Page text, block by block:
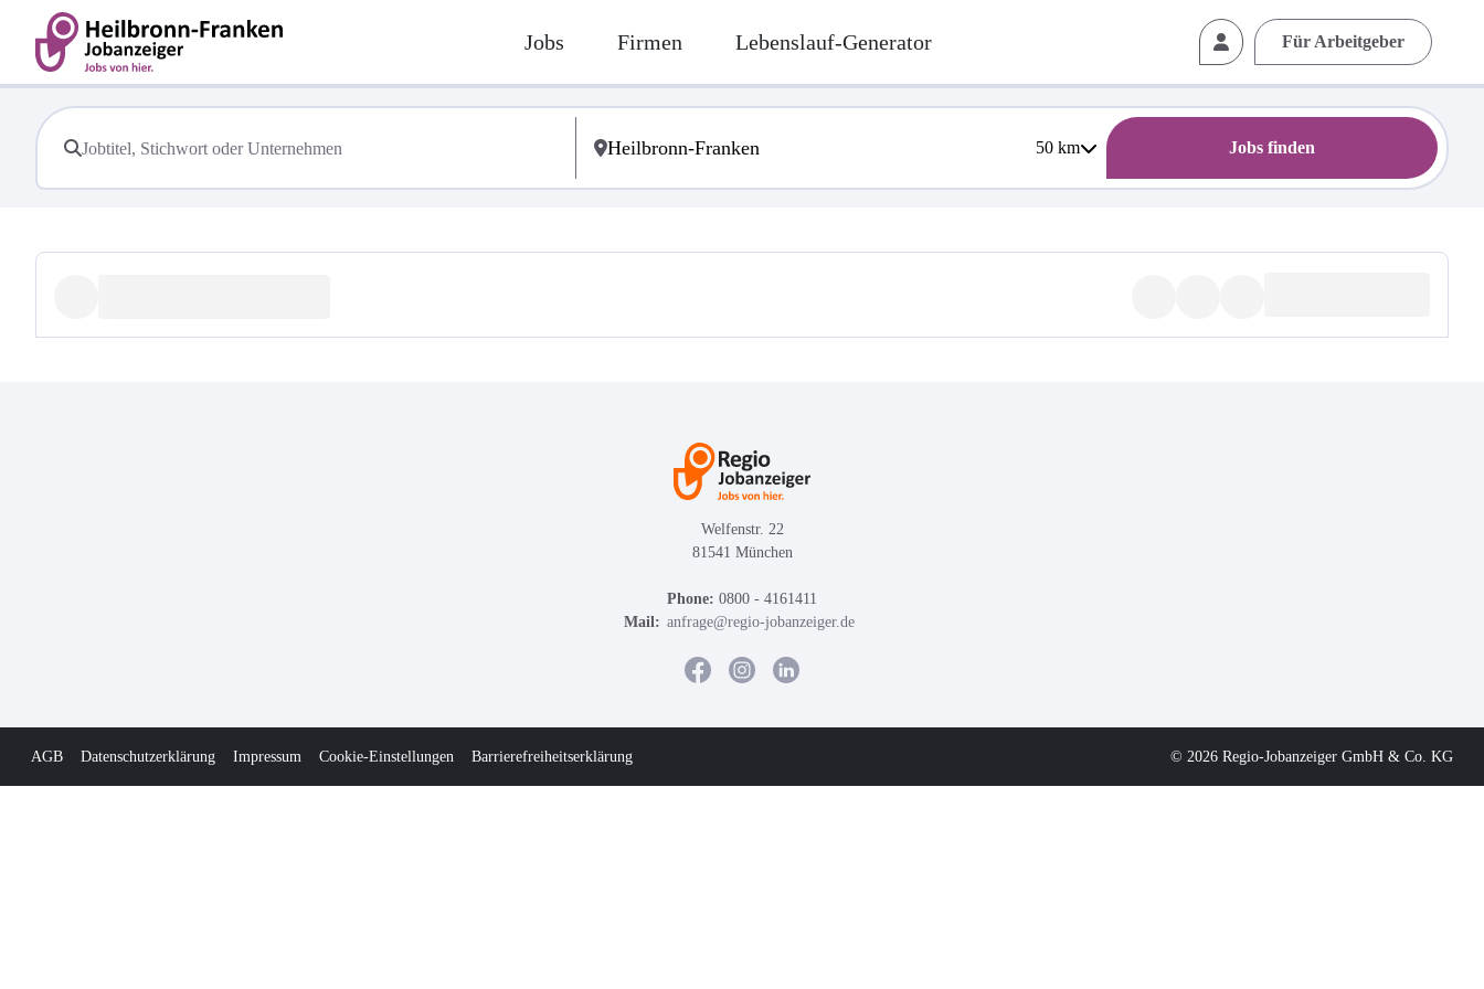
Jobs Firmen Lebenslauf-Generator Für Arbeitgeber
50km Jobs finden
Welfenstr. 22
81541 München
Phone: 0800 - 4161411
Mail: anfrage@regio-jobanzeiger.de
AGB Datenschutzerklärung Impressum Cookie-Einstellungen Barrierefreiheitserklärung © 2026 Regio-Jobanzeiger GmbH & Co. KG